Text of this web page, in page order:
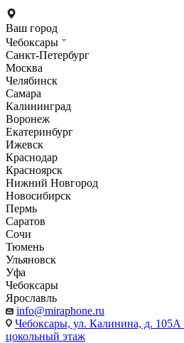
Ваш город
Чебоксары
Санкт-Петербург
Москва
Челябинск
Самара
Калининград
Воронеж
Екатеринбург
Ижевск
Краснодар
Красноярск
Нижний Новгород
Новосибирск
Пермь
Саратов
Сочи
Тюмень
Ульяновск
Уфа
Чебоксары
Ярославль
info@miraphone.ru
Чебоксары, ул. Калинина, д.
цокольный этаж